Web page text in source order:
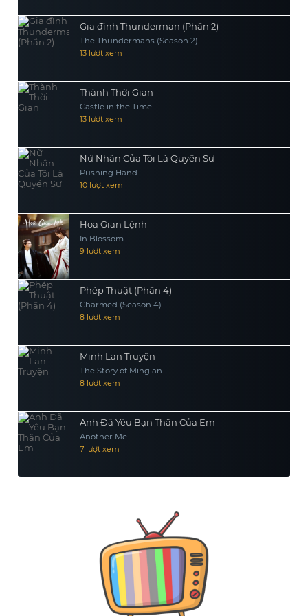
Gia đình Thunderman (Phần 2)
The Thundermans (Season 2)
13 lượt xem
Thành Thời Gian
Castle in the Time
13 lượt xem
Nữ Nhân Của Tôi Là Quyền Sư
Pushing Hand
10 lượt xem
Hoa Gian Lệnh
In Blossom
9 lượt xem
Phép Thuật (Phần 4)
Charmed (Season 4)
8 lượt xem
Minh Lan Truyện
The Story of Minglan
8 lượt xem
Anh Đã Yêu Bạn Thân Của Em
Another Me
7 lượt xem